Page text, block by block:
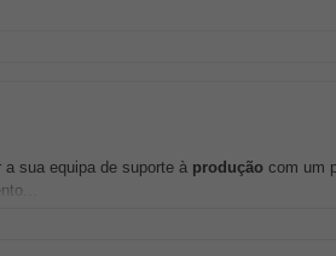
sua equipa de suporte à produção com um